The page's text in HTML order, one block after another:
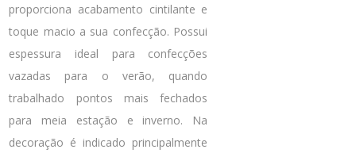
proporciona acabamento cintilante e
toque macio a sua confecção. Possui
espessura ideal para confecções
vazadas para o verão, quando
trabalhado pontos mais fechados
para meia estação e inverno. Na
decoração é indicado principalmente